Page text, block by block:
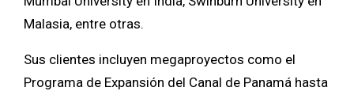
Malasia, entre otras.
Sus clientes incluyen megaproyectos como el
Programa de Expansión del Canal de Panamá hasta